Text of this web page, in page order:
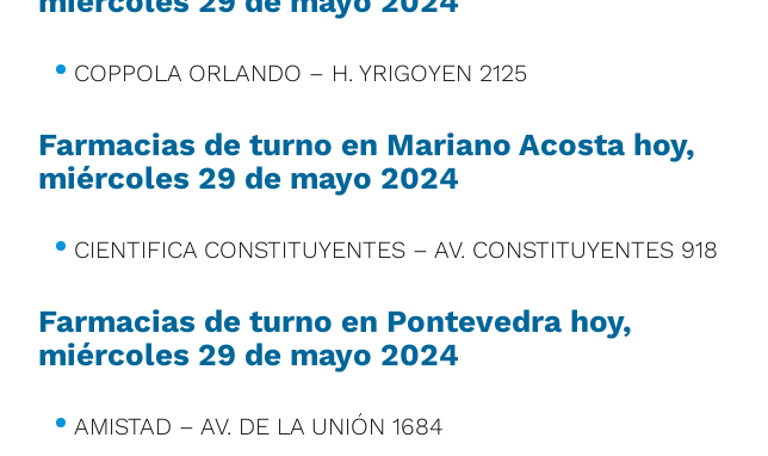
COPPOLA ORLANDO – H. YRIGOYEN 2125
Farmacias de turno en Mariano Acosta hoy,
miércoles 29 de mayo 2024
CIENTIFICA CONSTITUYENTES – AV. CONSTITUYENTES 918
Farmacias de turno en Pontevedra hoy,
miércoles 29 de mayo 2024
AMISTAD – AV. DE LA UNIÓN 1684